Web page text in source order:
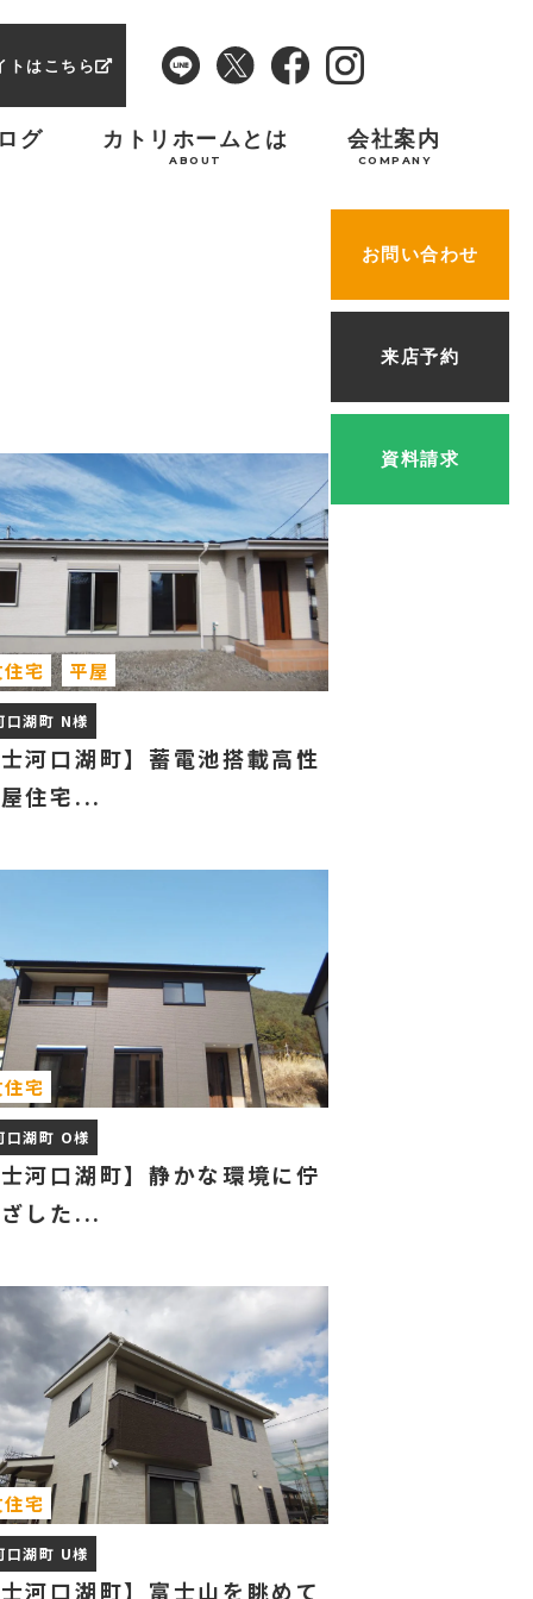
トはこちら
グ カトリホームとは
ABOUT
会社案内
COMPANY
お問い合わせ
来店予約
資料請求
口湖町 N様
士河口湖町】蓄電池搭載高性
住宅...
宅 平屋
口湖町 O様
士河口湖町】静かな環境に佇
した...
宅
口湖町 U様
士河口湖町】富士山を眺めて
宅